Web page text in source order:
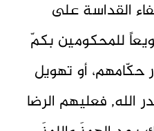
القداسة على
للمحكومين بكمّ
حكّامهم، أو تهويل
الله, فعليهم الرضا